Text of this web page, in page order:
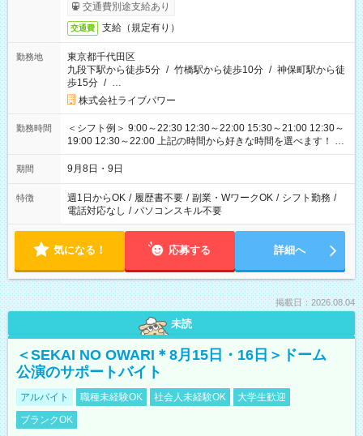
交通費別途支給あり
交通費 支給（規定有り）
勤務地
東京都千代田区
九段下駅から徒歩5分 / 竹橋駅から徒歩10分 / 神保町駅から徒
歩15分 / …
株式会社ライブパワー
勤務時間
＜シフト例＞ 9:00～22:30 12:30～22:00 15:30～21:00 12:30～
19:00 12:30～22:00 上記の時間から好きな時間を選べます！ ※
時間は変更となる可能性があります
期間 9月8日・9日
特徴 週1日からOK / 履歴書不要 / 副業・WワークOK / シフト勤務 /
電話対応なし / パソコンスキル不要
気になる！ 応募する 詳細へ
掲載日：2026.08.04
未読
＜SEKAI NO OWARI＊8月15日・16日＞ドーム
公演のサポートバイト
アルバイト 職種未経験OK 社会人未経験OK
大学生歓迎
ブランクOK